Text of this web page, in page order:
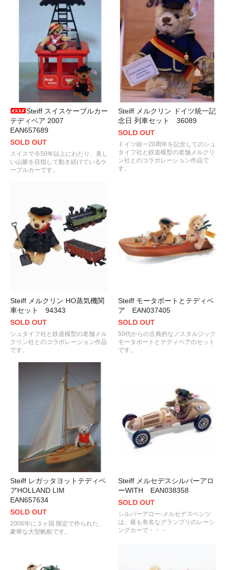
Steiff スイスケーブルカー
テディベア 2007
EAN657689
SOLD OUT
スイスで今50年以上にわたり、美し
い山脈を目指して動き続けているケ
ーブルカーです。
Steiff メルクリン ドイツ統一記
念日 列車セット 36089
SOLD OUT
ドイツ統一20周年を記念してのシュ
タイフ社と鉄道模型の老舗メルクリ
ン社とのコラボレーション作品で
す。
Steiff メルクリン HO蒸気機関
車セット 94343
SOLD OUT
シュタイフ社と鉄道模型の老舗メル
クリン社とのコラボレーション作品
です。
Steiff モータボートとテディベ
ア EAN037405
SOLD OUT
50代からの古典的なノスタルジック
モータボートとテディベアのセット
です。
Steiff レガッタヨットテディベ
アHOLLAND LIM
EAN657634
SOLD OUT
2006年に３ヶ国 限定で作られた、
豪華な大型帆船です。
Steiff メルセデスシルバーアロ
ーWITH EAN038358
SOLD OUT
シルバーアロー-メルセデスベンツ
は、最も有名なグランプリのレーシ
ングカーで・・・